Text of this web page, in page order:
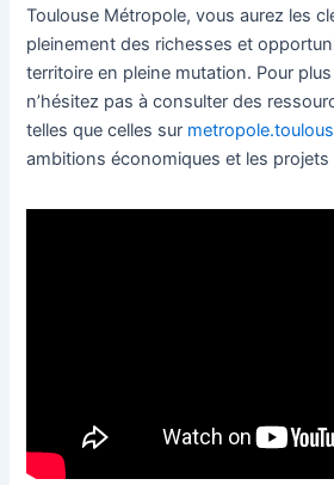
Toulouse Métropole, vous aurez les
pleinement des richesses et
territoire en pleine mutation. Pour
n’hésitez pas à consulter des
telles que celles sur
ambitions économiques et les